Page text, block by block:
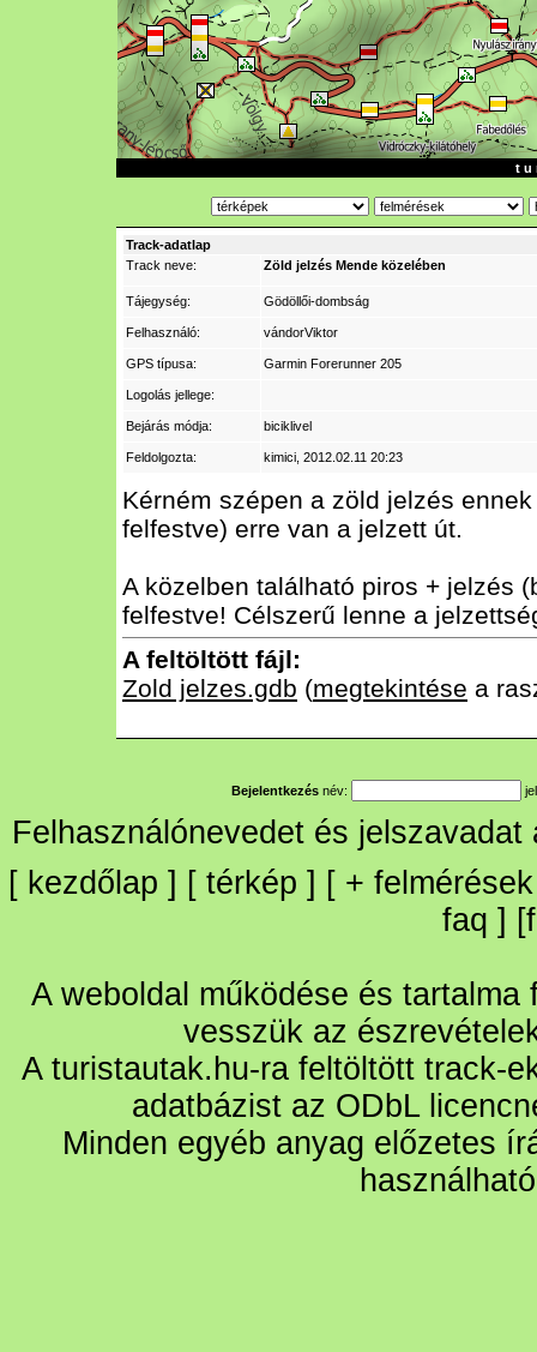
t u
Track-adatlap
Track neve:
Zöld jelzés Mende közelében
Tájegység: Gödöllői-dombság
Felhasználó: vándorViktor
GPS típusa: Garmin Forerunner 205
Logolás jellege:
Bejárás módja: biciklivel
Feldolgozta: kimici , 2012.02.11 20:23
Kérném szépen a zöld jelzés
felfestve) erre van a jelzett út.
A közelben található piros + jelzés
felfestve! Célszerű lenne a
A feltöltött fájl:
Zold jelzes.gdb (megtekintése a
Bejelentkezés név:
Felhasználónevedet és
[ kezdőlap ] [ térkép ] [ + felmérések
faq ] [
A weboldal működése és
vesszük az
A turistautak.hu-ra feltöltött track-
adatbázist az ODbL
Minden egyéb anyag előzetes